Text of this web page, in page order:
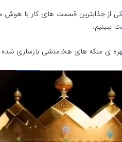
از جذابترین قسمت های کار با
ببینیم.
ملکه های هخامنشی بازسازی شده که